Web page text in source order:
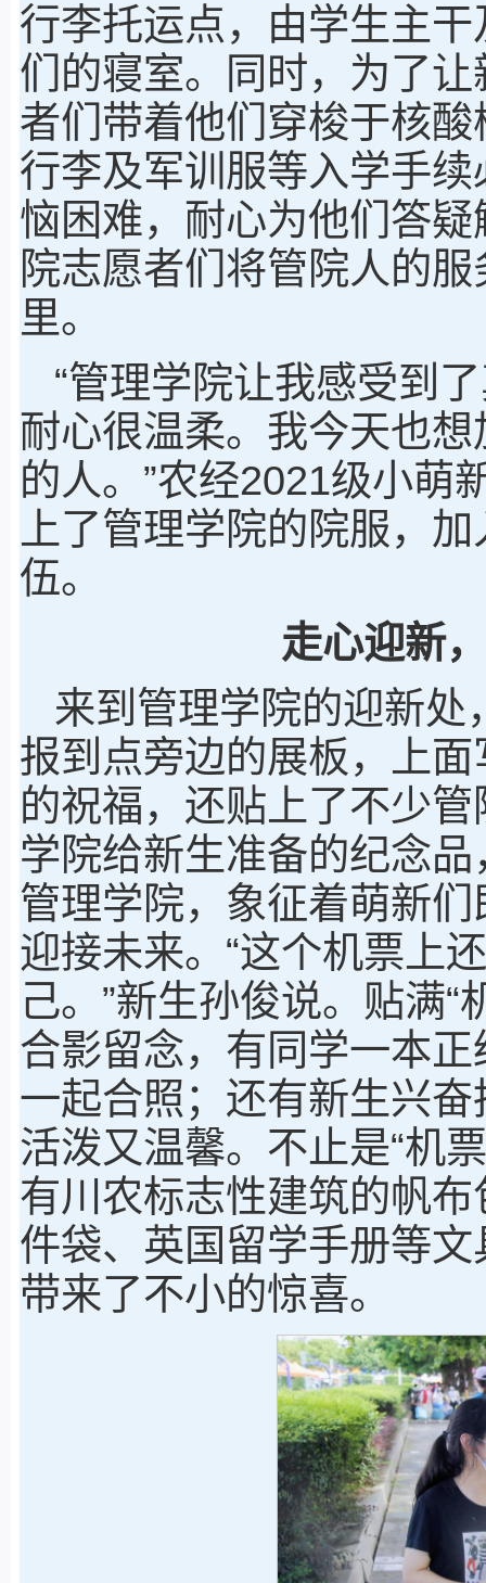
行李托运点，由学生主
们的寝室。同时，为了
者们带着他们穿梭于核
行李及军训服等入学手
恼困难，耐心为他们答
院志愿者们将管院人的
里。
“管理学院让我感受到
耐心很温柔。我今天也
的人。”农经2021级小萌
上了管理学院的院服，
伍。
走心迎新
来到管理学院的迎新
报到点旁边的展板，上
的祝福，还贴上了不少管
学院给新生准备的纪念
管理学院，象征着萌新
迎接未来。“这个机票上
己。”新生孙俊说。贴满
合影留念，有同学一本
一起合照；还有新生兴
活泼又温馨。不止是“机
有川农标志性建筑的帆
件袋、英国留学手册等
带来了不小的惊喜。